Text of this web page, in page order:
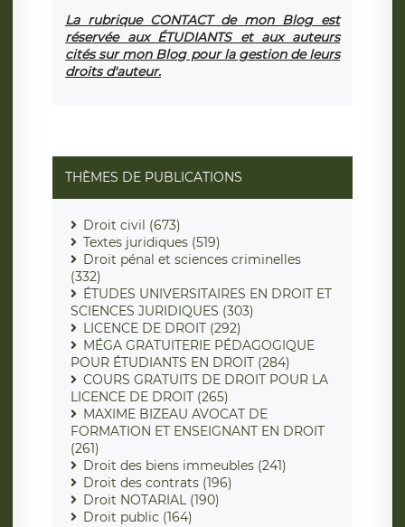
La rubrique CONTACT de mon Blog est
réservée aux ÉTUDIANTS et aux auteurs
cités sur mon Blog pour la gestion de leurs
droits d'auteur.
THÈMES DE PUBLICATIONS
Droit civil (673)
Textes juridiques (519)
Droit pénal et sciences criminelles
(332)
ÉTUDES UNIVERSITAIRES EN DROIT ET
SCIENCES JURIDIQUES (303)
LICENCE DE DROIT (292)
MÉGA GRATUITERIE PÉDAGOGIQUE
POUR ÉTUDIANTS EN DROIT (284)
COURS GRATUITS DE DROIT POUR LA
LICENCE DE DROIT (265)
MAXIME BIZEAU AVOCAT DE
FORMATION ET ENSEIGNANT EN DROIT
(261)
Droit des biens immeubles (241)
Droit des contrats (196)
Droit NOTARIAL (190)
Droit public (164)